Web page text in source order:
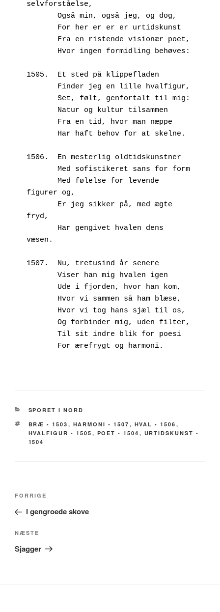
selvforståelse,
       Også min, også jeg, og dog,
       For her er er er urtidskunst
       Fra en ristende visionær poet,
       Hvor ingen formidling behøves:
1505.  Et sted på klippefladen
       Finder jeg en lille hvalfigur,
       Set, følt, genfortalt til mig:
       Natur og kultur tilsammen
       Fra en tid, hvor man næppe
       Har haft behov for at skelne.
1506.  En mesterlig oldtidskunstner
       Med sofistikeret sans for form
figurer og,
fryd,
væsen.
1507.  Nu, tretusind år senere
       Viser han mig hvalen igen
       Ude i fjorden, hvor han kom,
       Hvor vi sammen så ham blæse,
       Hvor vi tog hans sjæl til os,
       Og forbinder mig, uden filter,
       Til sit indre blik for poesi
       For ærefrygt og harmoni.
KATEGORIER
SPORET I NORD
TAGS
BRÆ ◦ 1503 , HARMONI ◦ 1507 , HVAL ◦ 1506 ,
HVALFIGUR ◦ 1505 , POET ◦ 1504 , URTIDSKUNST ◦
1504
Indlægsnavigation
Forrige
indlæg
FORRIGE
I gengroede skove
Næste
indlæg
NÆSTE
Sjagger